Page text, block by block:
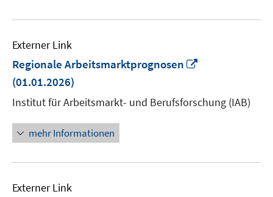
Externer Link
Regionale Arbeitsmarktprognosen
öffnen
(01.01.2026)
Institut für Arbeitsmarkt- und Berufsforschung (IAB)
mehr Informationen
Externer Link